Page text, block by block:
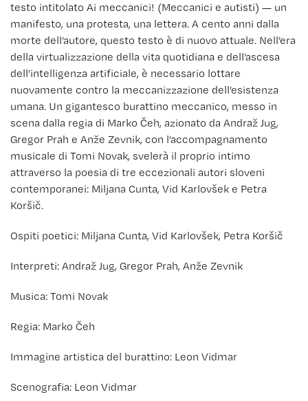
testo intitolato Ai meccanici! (Meccanici e autisti) — un
manifesto, una protesta, una lettera. A cento anni dalla
morte dell’autore, questo testo è di nuovo attuale. Nell’era
della virtualizzazione della vita quotidiana e dell’ascesa
dell’intelligenza artificiale, è necessario lottare
nuovamente contro la meccanizzazione dell’esistenza
umana. Un gigantesco burattino meccanico, messo in
scena dalla regia di Marko Čeh, azionato da Andraž Jug,
Gregor Prah e Anže Zevnik, con l’accompagnamento
musicale di Tomi Novak, svelerà il proprio intimo
attraverso la poesia di tre eccezionali autori sloveni
contemporanei: Miljana Cunta, Vid Karlovšek e Petra
Koršič.
Ospiti poetici: Miljana Cunta, Vid Karlovšek, Petra Koršič
Interpreti: Andraž Jug, Gregor Prah, Anže Zevnik
Musica: Tomi Novak
Regia: Marko Čeh
Immagine artistica del burattino: Leon Vidmar
Scenografia: Leon Vidmar